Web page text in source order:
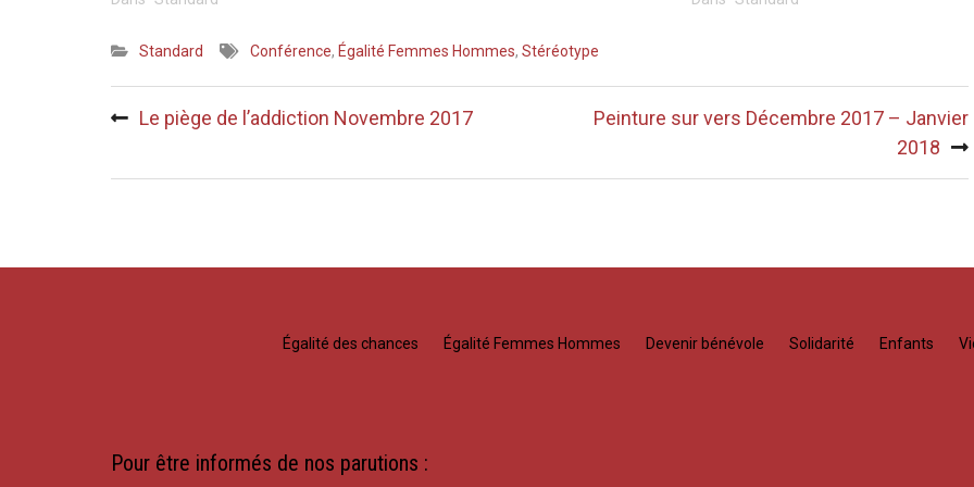
Standard Conférence, Égalité Femmes Hommes, Stéréotype
Le piège de l’addiction Novembre 2017
Peinture sur vers Décembre 2017 – Janvier
2018
Égalité des chances Égalité Femmes Hommes Devenir bénévole Solidarité Enfants
Pour être informés de nos parutions :